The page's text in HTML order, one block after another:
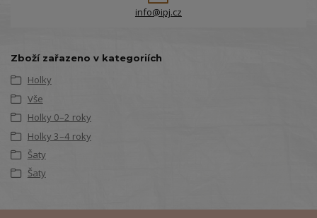
info@ipj.cz
Zboží zařazeno v kategoriích
Holky
Vše
Holky 0–2 roky
Holky 3–4 roky
Šaty
Šaty